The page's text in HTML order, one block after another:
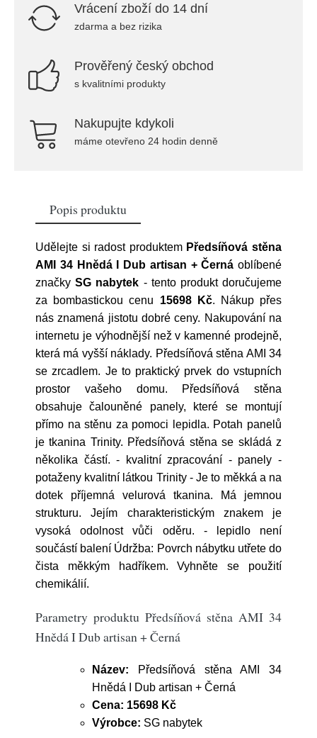
Vrácení zboží do 14 dní
zdarma a bez rizika
Prověřený český obchod
s kvalitními produkty
Nakupujte kdykoli
máme otevřeno 24 hodin denně
Popis produktu
Udělejte si radost produktem Předsíňová stěna
AMI 34 Hnědá I Dub artisan + Černá oblíbené
značkySG nabytek - tento produkt doručujeme
za bombastickou cenu 15698 Kč. Nákup přes
nás znamená jistotu dobré ceny. Nakupování na
internetu je výhodnější než v kamenné prodejně,
která má vyšší náklady. Předsíňová stěna AMI 34
se zrcadlem. Je to praktický prvek do vstupních
prostor vašeho domu. Předsíňová stěna
obsahuje čalouněné panely, které se montují
přímo na stěnu za pomoci lepidla. Potah panelů
je tkanina Trinity. Předsíňová stěna se skládá z
několika částí. - kvalitní zpracování - panely -
potaženy kvalitní látkou Trinity - Je to měkká a na
dotek příjemná velurová tkanina. Má jemnou
strukturu. Jejím charakteristickým znakem je
vysoká odolnost vůči oděru. - lepidlo není
součástí balení Údržba: Povrch nábytku utřete do
čista měkkým hadříkem. Vyhněte se použití
chemikálií.
Parametry produktu Předsíňová stěna AMI 34
Hnědá I Dub artisan + Černá
Název: Předsíňová stěna AMI 34
Hnědá I Dub artisan + Černá
Cena: 15698 Kč
Výrobce: SG nabytek